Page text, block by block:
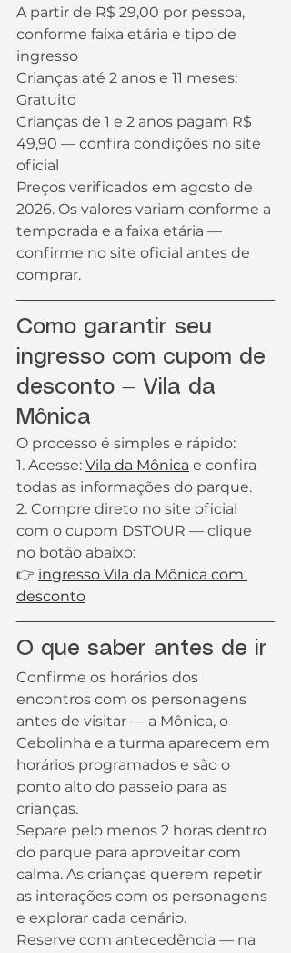
A partir de R$ 29,00 por pessoa,
conforme faixa etária e tipo de
ingresso
Crianças até 2 anos e 11 meses:
Gratuito
Crianças de 1 e 2 anos pagam R$
49,90 — confira condições no site
oficial
Preços verificados em agosto de
2026. Os valores variam conforme a
temporada e a faixa etária —
confirme no site oficial antes de
comprar.
Como garantir seu
ingresso com cupom de
desconto — Vila da
Mônica
O processo é simples e rápido:
1. Acesse: Vila da Mônica e confira
todas as informações do parque.
2. Compre direto no site oficial
com o cupom DSTOUR — clique
no botão abaixo:
👉 ingresso Vila da Mônica com
desconto
O que saber antes de ir
Confirme os horários dos
encontros com os personagens
antes de visitar — a Mônica, o
Cebolinha e a turma aparecem em
horários programados e são o
ponto alto do passeio para as
crianças.
Separe pelo menos 2 horas dentro
do parque para aproveitar com
calma. As crianças querem repetir
as interações com os personagens
e explorar cada cenário.
Reserve com antecedência — na